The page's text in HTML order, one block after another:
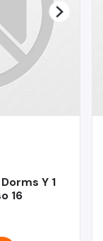
Y 1
16